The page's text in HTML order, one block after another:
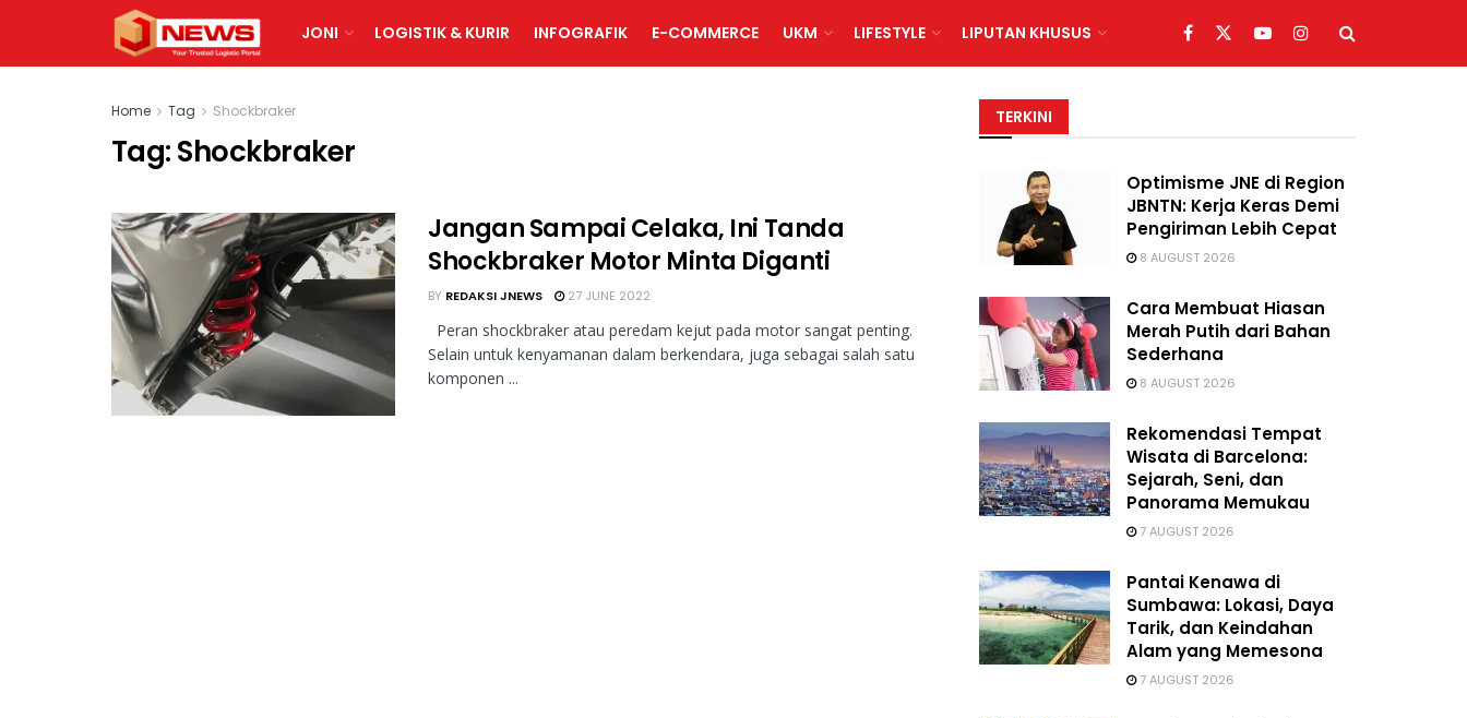
JONI LOGISTIK & KURIR INFOGRAFIK E-COMMERCE UKM LIFESTYLE LIPUTAN KHUSUS
Home Tag Shockbraker
Tag:Shockbraker
Jangan Sampai Celaka, Ini Tanda
Shockbraker Motor Minta Diganti
BY REDAKSI JNEWS 27 JUNE 2022
Peran shockbraker atau peredam kejut pada motor sangat penting.
Selain untuk kenyamanan dalam berkendara, juga sebagai salah satu
komponen ...
TERKINI
Optimisme JNE di Region
JBNTN: Kerja Keras Demi
Pengiriman Lebih Cepat
8 AUGUST 2026
Cara Membuat Hiasan
Merah Putih dari Bahan
Sederhana
8 AUGUST 2026
Rekomendasi Tempat
Wisata di Barcelona:
Sejarah, Seni, dan
Panorama Memukau
7 AUGUST 2026
Pantai Kenawa di
Sumbawa: Lokasi, Daya
Tarik, dan Keindahan
Alam yang Memesona
7 AUGUST 2026